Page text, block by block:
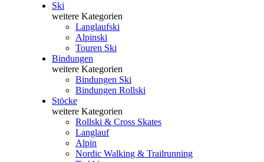
Ski
weitere Kategorien
Langlaufski
Alpinski
Touren Ski
Bindungen
weitere Kategorien
Bindungen Ski
Bindungen Rollski
Stöcke
weitere Kategorien
Rollski & Cross Skates
Langlauf
Alpin
Nordic Walking & Trailrunning